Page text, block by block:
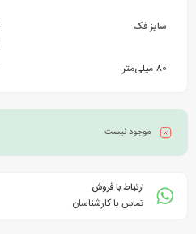
سایز فک
80 میلی‌متر
موجود نیست
ارتباط با فروش
تماس با کارشناسان